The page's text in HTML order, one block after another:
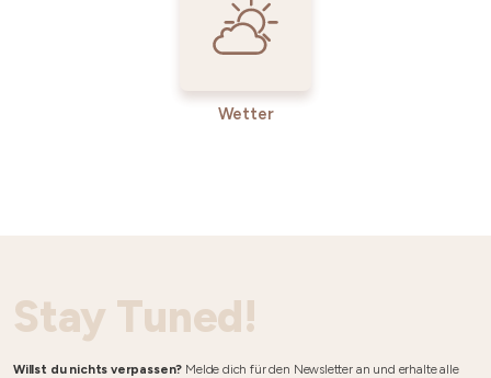
Wetter
Stay Tuned!
Willst du nichts verpassen? Melde dich für den Newsletter an und erhalte alle